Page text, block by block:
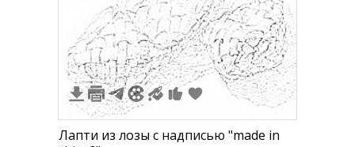
Лапти из лозы с надписью "made in